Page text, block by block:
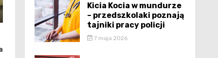
Kicia Kocia w mundurze
– przedszkolaki poznają
tajniki pracy policji
7 maja 2026